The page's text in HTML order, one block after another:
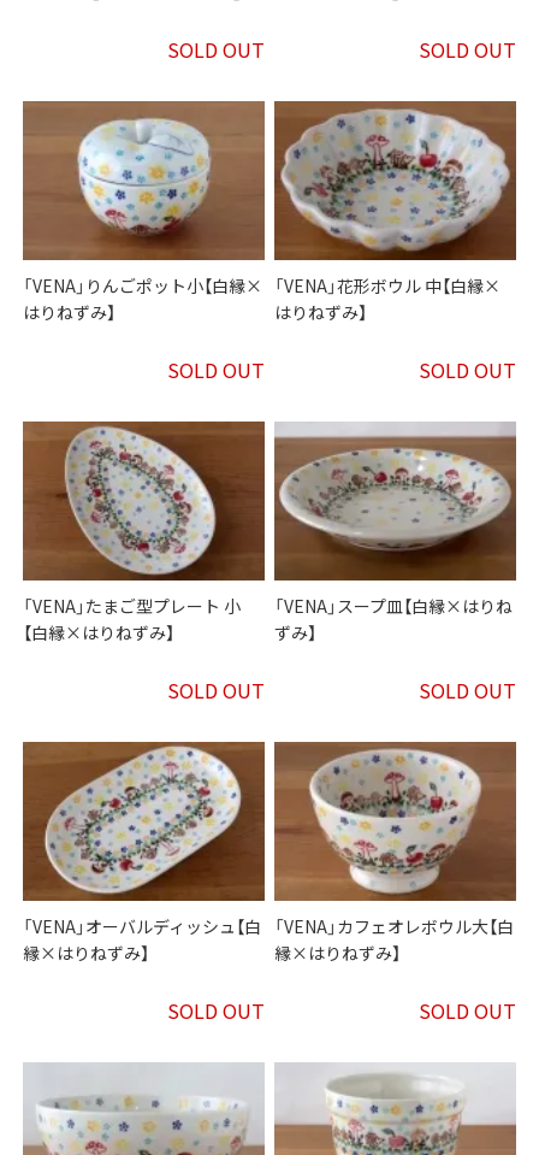
SOLD OUT SOLD OUT
「VENA」りんごポット小【白縁×
はりねずみ】
SOLD OUT
「VENA」花形ボウル 中【白縁×
はりねずみ】
SOLD OUT
「VENA」たまご型プレート 小
【白縁×はりねずみ】
SOLD OUT
「VENA」スープ皿【白縁×はりね
ずみ】
SOLD OUT
「VENA」オーバルディッシュ【白
縁×はりねずみ】
SOLD OUT
「VENA」カフェオレボウル大【白
縁×はりねずみ】
SOLD OUT